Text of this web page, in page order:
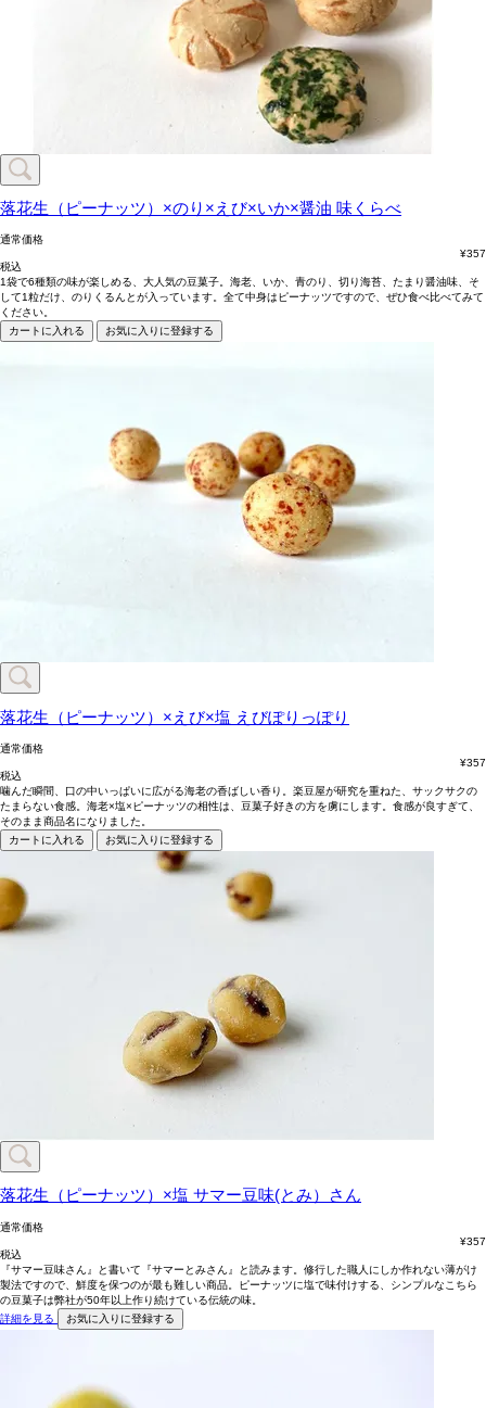
落花生（ピーナッツ）×のり×えび×いか×醤油 味くらべ
通常価格
¥357
税込
1袋で6種類の味が楽しめる、大人気の豆菓子。海老、いか、青のり、切り海苔、たまり醤油味、そ
して1粒だけ、のりくるんとが入っています。全て中身はピーナッツですので、ぜひ食べ比べてみて
ください。
カートに入れる
お気に入りに登録する
落花生（ピーナッツ）×えび×塩 えびぽりっぽり
通常価格
¥357
税込
噛んだ瞬間、口の中いっぱいに広がる海老の香ばしい香り。楽豆屋が研究を重ねた、サックサクの
たまらない食感。海老×塩×ピーナッツの相性は、豆菓子好きの方を虜にします。食感が良すぎて、
そのまま商品名になりました。
カートに入れる
お気に入りに登録する
落花生（ピーナッツ）×塩 サマー豆味(とみ）さん
通常価格
¥357
税込
『サマー豆味さん』と書いて『サマーとみさん』と読みます。修行した職人にしか作れない薄がけ
製法ですので、鮮度を保つのが最も難しい商品。ピーナッツに塩で味付けする、シンプルなこちら
の豆菓子は弊社が50年以上作り続けている伝統の味。
詳細を見る
お気に入りに登録する